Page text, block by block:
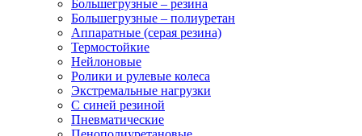
Большегрузные – резина
Большегрузные – полиуретан
Аппаратные (серая резина)
Термостойкие
Нейлоновые
Ролики и рулевые колеса
Экстремальные нагрузки
С синей резиной
Пневматические